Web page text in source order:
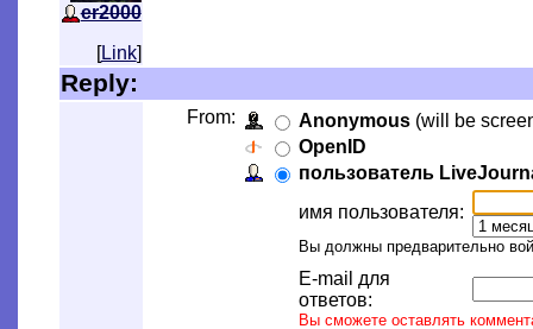
er2000
[Link]
Reply:
From: Anonymous(will be
OpenID
пользователь
имя пользователя:
Вы должны предварительно
E-mail для
ответов:
Вы сможете оставлять